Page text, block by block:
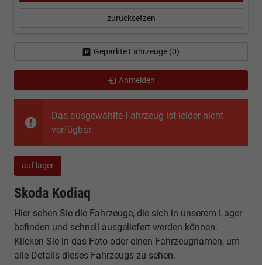
Das ausgewählte Fahrzeug ist leider nicht
verfügbar.
auf lager
Skoda Kodiaq
Hier sehen Sie die Fahrzeuge, die sich in unserem Lager
befinden und schnell ausgeliefert werden können.
Klicken Sie in das Foto oder einen Fahrzeugnamen, um
alle Details dieses Fahrzeugs zu sehen.
zurücksetzen
Geparkte Fahrzeuge (0)
Anmelden